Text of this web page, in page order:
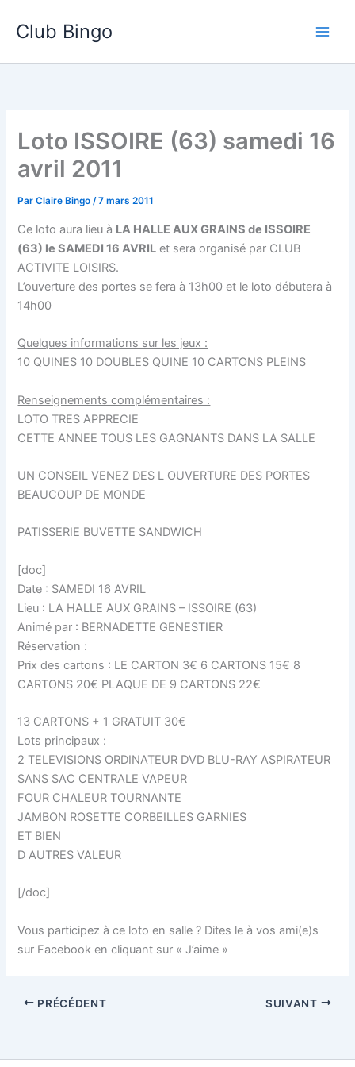
Club Bingo
Loto ISSOIRE (63) samedi 16
avril 2011
ParClaire Bingo/7 mars 2011
Ce loto aura lieu à LA HALLE AUX GRAINS de ISSOIRE
(63) le SAMEDI 16 AVRIL et sera organisé par CLUB
ACTIVITE LOISIRS.
L’ouverture des portes se fera à 13h00 et le loto débutera à
14h00
Quelques informations sur les jeux :
10 QUINES 10 DOUBLES QUINE 10 CARTONS PLEINS
Renseignements complémentaires :
LOTO TRES APPRECIE
CETTE ANNEE TOUS LES GAGNANTS DANS LA SALLE
UN CONSEIL VENEZ DES L OUVERTURE DES PORTES
BEAUCOUP DE MONDE
PATISSERIE BUVETTE SANDWICH
[doc]
Date : SAMEDI 16 AVRIL
Lieu : LA HALLE AUX GRAINS – ISSOIRE (63)
Animé par : BERNADETTE GENESTIER
Réservation :
Prix des cartons : LE CARTON 3€ 6 CARTONS 15€ 8
CARTONS 20€ PLAQUE DE 9 CARTONS 22€
13 CARTONS + 1 GRATUIT 30€
Lots principaux :
2 TELEVISIONS ORDINATEUR DVD BLU-RAY ASPIRATEUR
SANS SAC CENTRALE VAPEUR
FOUR CHALEUR TOURNANTE
JAMBON ROSETTE CORBEILLES GARNIES
ET BIEN
D AUTRES VALEUR
[/doc]
Vous participez à ce loto en salle ? Dites le à vos ami(e)s
sur Facebook en cliquant sur « J’aime »
PRÉCÉDENT SUIVANT